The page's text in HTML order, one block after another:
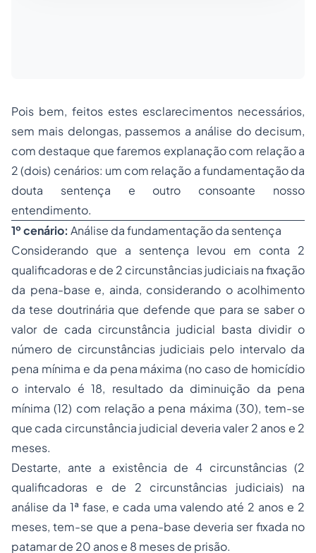
Pois bem, feitos estes esclarecimentos necessários,
sem mais delongas, passemos a análise do decisum,
com destaque que faremos explanação com relação a
2 (dois) cenários: um com relação a fundamentação da
douta sentença e outro consoante nosso
entendimento.
1º cenário: Análise da fundamentação da sentença
Considerando que a sentença levou em conta 2
qualificadoras e de 2 circunstâncias judiciais na fixação
da pena-base e, ainda, considerando o acolhimento
da tese doutrinária que defende que para se saber o
valor de cada circunstância judicial basta dividir o
número de circunstâncias judiciais pelo intervalo da
pena mínima e da pena máxima (no caso de homicídio
o intervalo é 18, resultado da diminuição da pena
mínima (12) com relação a pena máxima (30), tem-se
que cada circunstância judicial deveria valer 2 anos e 2
meses.
Destarte, ante a existência de 4 circunstâncias (2
qualificadoras e de 2 circunstâncias judiciais) na
análise da 1ª fase, e cada uma valendo até 2 anos e 2
meses, tem-se que a pena-base deveria ser fixada no
patamar de 20 anos e 8 meses de prisão.